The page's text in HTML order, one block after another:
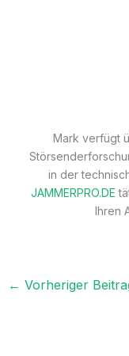
Mark verfügt
in der
JAMMERPRO.DE
Ihren
← Vorheriger